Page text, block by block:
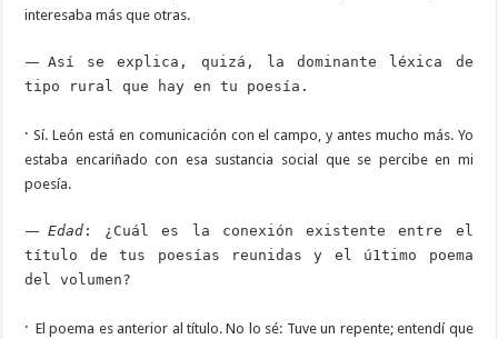
interesaba más que otras.
— Así se explica, quizá, la dominante léxica de
tipo rural que hay en tu poesía.
· Sí. León está en comunicación con el campo, y antes mucho más. Yo
estaba encariñado con esa sustancia social que se percibe en mi
poesía.
— Edad: ¿Cuál es la conexión existente entre el
título de tus poesías reunidas y el ú1timo poema
del volumen?
· El poema es anterior al título. No lo sé: Tuve un repente; entendí que